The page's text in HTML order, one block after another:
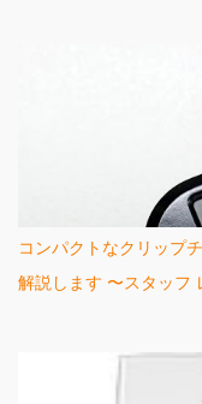
コンパクトなクリップ
解説します 〜スタッフ